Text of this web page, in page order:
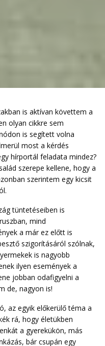
is aktívan követtem a
olyan cikkre sem
is segített volna
most a kérdés
hírportál feladata mindez?
szerepe kellene, hogy a
szerintem egy kicsit
tüntetéseiben is
mind
a már ez előtt is
szigorításáról szólnak,
is nagyobb
ilyen események a
jobban odafigyelni a
de, nagyon is!
az egyik előkerülő téma a
rá, hogy életükben
a gyerekükön, más
bár csupán egy